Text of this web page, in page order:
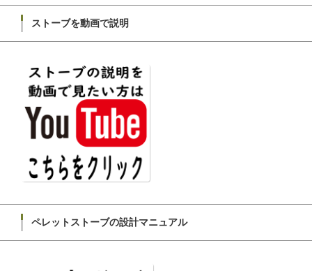
ストーブを動画で説明
ペレットストーブの設計マニュアル